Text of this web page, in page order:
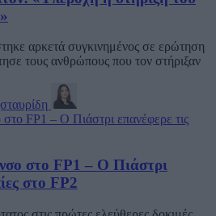
αρκετά συγκινημένος σε ερώτηση
τους ανθρώπους που τον στήριξαν
στο FP1 – O Πιάστρι
στο FP2